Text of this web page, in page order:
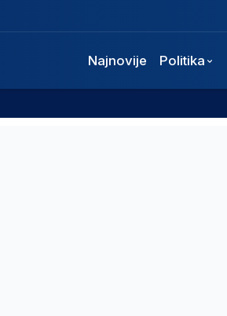
Najnovije Politika